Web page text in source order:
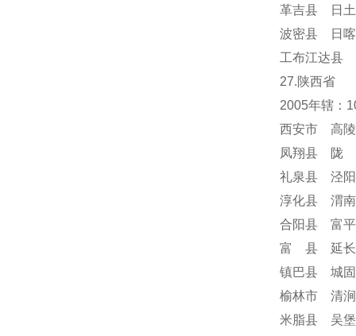
革吉县 日
波密县 日
工布江达县
27.陕西省
2005年辖：
西安市 高
凤翔县 陇
礼泉县 泾
淳化县 渭
合阳县 富
富 县 延长
镇巴县 城
榆林市 清
米脂县 吴